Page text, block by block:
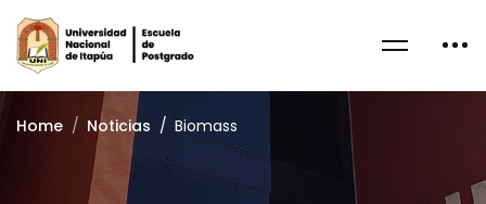
Home Noticias Biomass